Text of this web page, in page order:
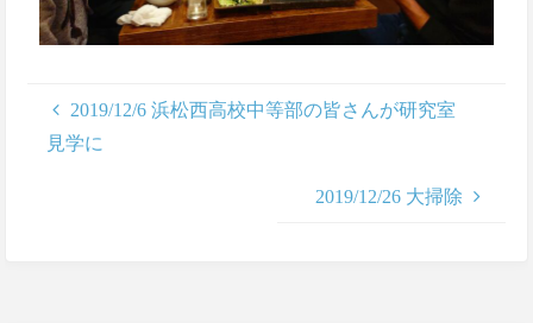
2019/12/6 浜松西高校中等部の皆さんが研究室
見学に
2019/12/26 大掃除